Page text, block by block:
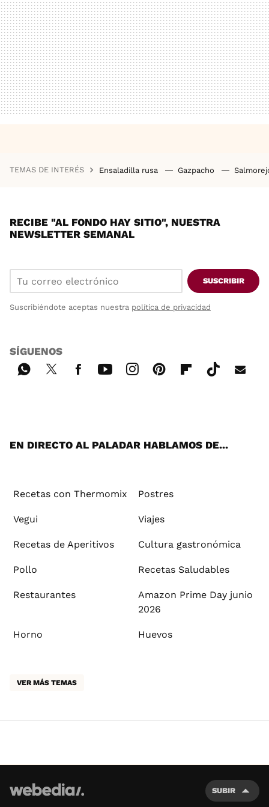
TEMAS DE INTERÉS Ensaladilla rusa Gazpacho
RECIBE "AL FONDO HAY SITIO", NUESTRA
NEWSLETTER SEMANAL
SUSCRIBIR
Suscribiéndote aceptas nuestra política de privacidad
SÍGUENOS
EN DIRECTO AL PALADAR HABLAMOS DE...
Recetas con Thermomix Postres
Vegui Viajes
Recetas de Aperitivos Cultura gastronómica
Pollo Recetas Saludables
Restaurantes
Amazon Prime Day junio
2026
Horno Huevos
VER MÁS TEMAS
SUBIR